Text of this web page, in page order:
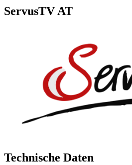
ServusTV AT
Technische Daten